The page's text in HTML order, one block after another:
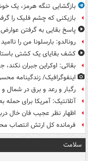
بازگشایی تنگه هرمز، یک
بازیکنی که چشم فلیک را
پاسخ بقایی به گرفتن
رونالدو: بارسلونا من را
کشف بقایای یک کشتی
بقائی: اوکراین جبران نکند،
اینفوگرافیک/ زندگینامه
رگبار و رعد و برق در شمال
آتلانتیک: آمریکا برای
اظهار نظر عجیب فان خال
فرمانده کل ارتش انتصاب
سلامت